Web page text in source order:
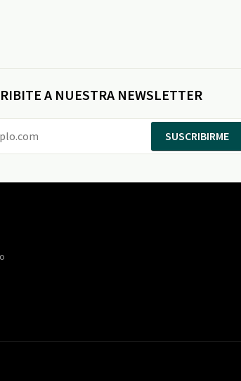
A NUESTRA NEWSLETTER
SUSCRIBIRME